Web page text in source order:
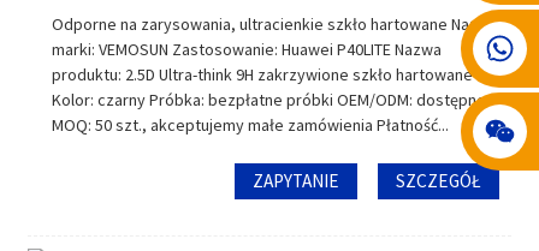
008617602075192
Odporne na zarysowania, ultracienkie szkło hartowane Nazwa
marki: VEMOSUN Zastosowanie: Huawei P40LITE Nazwa
produktu: 2.5D Ultra-think 9H zakrzywione szkło hartowane
Kolor: czarny Próbka: bezpłatne próbki OEM/ODM: dostępne
MOQ: 50 szt., akceptujemy małe zamówienia Płatność...
ZAPYTANIE SZCZEGÓŁ